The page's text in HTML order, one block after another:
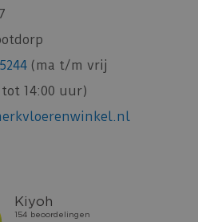
(ma t/m vrij
14:00 uur)